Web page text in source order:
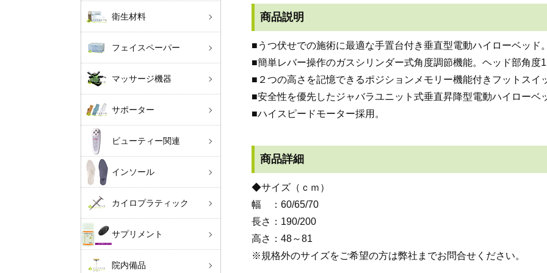
衛生材料
フェイスペーパー
マッサージ機器
サポーター
ビューティー関連
インソール
カイロプラティック
サプリメント
院内備品
商品説明
■うつ伏せでの施術に最適な手置台付き垂直型電動ハイローベッド。
■簡単レバー操作のガスシリンダー式角度調節機能。ヘッド部角度
■２つの高さを記憶できるポジションメモリー機能付きフットスイ
■安全性を優先したジャバラユニット式垂直昇降型電動ハイローベ
■ハイスピードモーター採用。
商品詳細
◆サイズ（ｃｍ）
幅 ：60/65/70
長さ：190/200
高さ：48～81
※規格外のサイズをご希望の方は弊社までお問合せください。